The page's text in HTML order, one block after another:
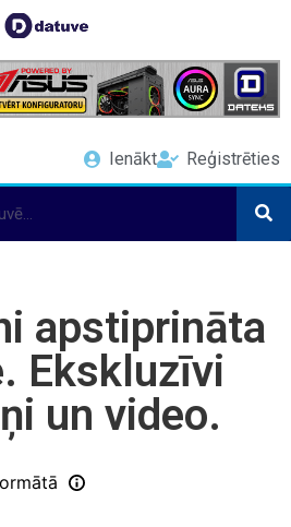
Ienākt Reģistrēties
apstiprināta
Ekskluzīvi
un video.